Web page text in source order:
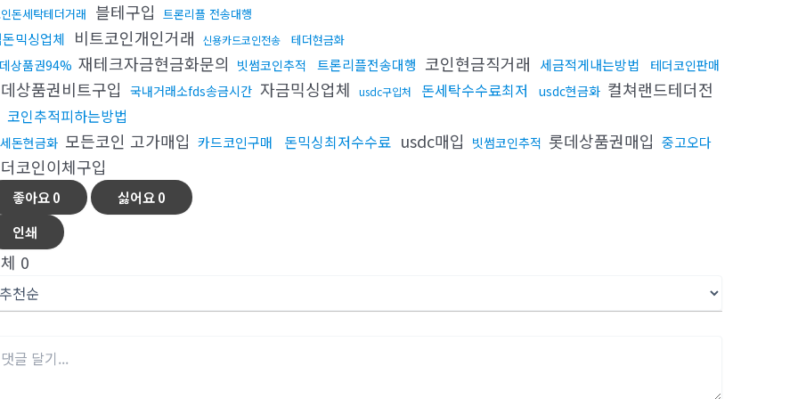
돈세탁테더거래 블테구입 트론리플 전송대행
믹싱업체 비트코인개인거래 신용카드코인전송 테더현금화
상품권94% 재테크자금현금화문의 빗썸코인추적 트론리플전송대행 코인현금직거래 세금적게내는방법 테더코인판매
상품권비트구입 국내거래소fds송금시간 자금믹싱업체 usdc구입처 돈세탁수수료최저 usdc현금화 컬쳐랜드테더전
코인추적피하는방법
돈현금화 모든코인 고가매입 카드코인구매 돈믹싱최저수수료 usdc매입 빗썸코인추적 롯데상품권매입 중고오다
코인이체구입
좋아요0 싫어요0
인쇄
0